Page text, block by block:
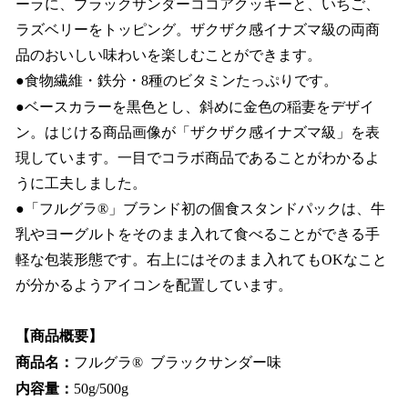
ーラに、ブラックサンダーココアクッキーと、いちご、
ラズベリーをトッピング。ザクザク感イナズマ級の両商
品のおいしい味わいを楽しむことができます。
●食物繊維・鉄分・8種のビタミンたっぷりです。
●ベースカラーを黒色とし、斜めに金色の稲妻をデザイ
ン。はじける商品画像が「ザクザク感イナズマ級」を表
現しています。一目でコラボ商品であることがわかるよ
うに工夫しました。
●「フルグラ®」ブランド初の個食スタンドパックは、牛
乳やヨーグルトをそのまま入れて食べることができる手
軽な包装形態です。右上にはそのまま入れてもOKなこと
が分かるようアイコンを配置しています。
【商品概要】
商品名： フルグラ® ブラックサンダー味
内容量： 50g/500g